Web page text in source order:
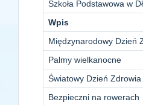
Szkoła Podstawowa w
Wpis
Międzynarodowy Dzień
Palmy wielkanocne
Światowy Dzień Zdrowia
Bezpieczni na rowerach